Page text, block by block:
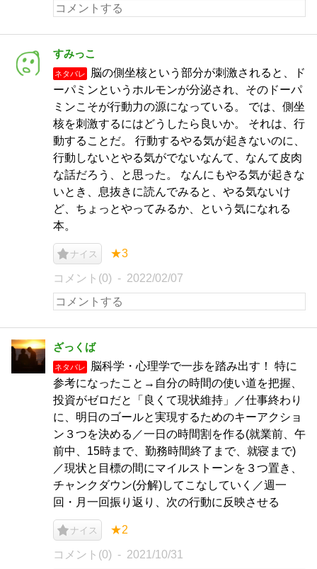
すみっこ
ネタバレ
脳の側坐核という部分が刺激されると、ド
ーパミンというホルモンが分泌され、そのドーパ
ミンこそが行動力の源になっている。 では、側坐
核を刺激するにはどうしたら良いか。 それは、行
動することだ。 行動するやる気が起きないのに、
行動しないとやる気がでないなんて、なんて皮肉
な話だろう、と思った。 なんにもやる気が起きな
いとき、息抜きに読んでみると、やる気ないけ
ど、ちょっとやってみるか、という気になれる
本。
ナイス ★3
コメント(0) 2022/02/07
ざっくば
ネタバレ
脳科学・心理学で一歩を踏み出す！ 特に
参考になったこと→自分の時間の使い道を把握、
投資がゼロだと「良くて現状維持」／仕事終わり
に、明日のゴールと実現するためのキーアクショ
ン３つを決める／一日の時間割を作る(就業前、午
前中、15時まで、勤務時間終了まで、就寝まで)
／現状と目標の間にマイルストーンを３つ置き、
チャンクダウン(分解)してこなしていく／週一
回・月一回振り返り、次の行動に反映させる
ナイス ★2
コメント(0) 2021/10/31